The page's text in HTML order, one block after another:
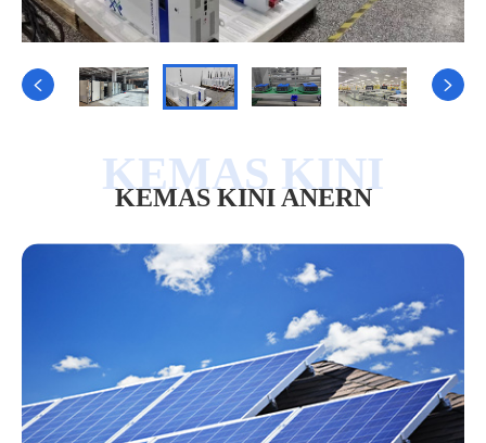
 
KEMAS KINI ANERN